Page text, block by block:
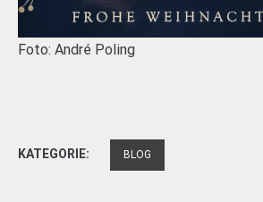
Foto: André Poling
KATEGORIE: BLOG